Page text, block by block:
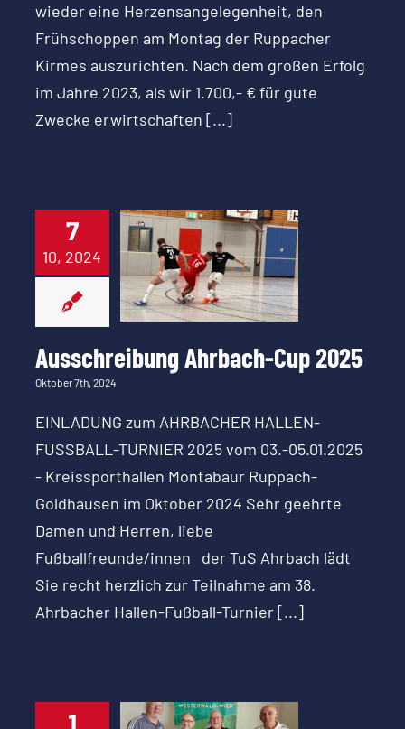
wieder eine Herzensangelegenheit, den
Frühschoppen am Montag der Ruppacher
Kirmes auszurichten. Nach dem großen Erfolg
im Jahre 2023, als wir 1.700,- € für gute
Zwecke erwirtschaften [...]
7
10, 2024
Ausschreibung
Ahrbach-Cup
2025
Ausschreibung Ahrbach-Cup 2025
Oktober 7th, 2024
EINLADUNG zum AHRBACHER HALLEN-
FUSSBALL-TURNIER 2025 vom 03.-05.01.2025
- Kreissporthallen Montabaur Ruppach-
Goldhausen im Oktober 2024 Sehr geehrte
Damen und Herren, liebe
Fußballfreunde/innen der TuS Ahrbach lädt
Sie recht herzlich zur Teilnahme am 38.
Ahrbacher Hallen-Fußball-Turnier [...]
1